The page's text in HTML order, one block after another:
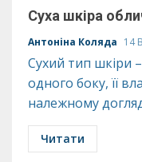
Суха шкіра
Антоніна Коляда 14
Сухий тип шкіри
одного боку, її
належному
Читати